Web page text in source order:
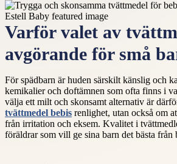
Varför valet av
avgörande för små
För spädbarn är huden särskilt känslig och
kemikalier och doftämnen som ofta finns i
välja ett milt och skonsamt alternativ är
tvättmedel bebis renlighet, utan också om
från irritation och eksem. Kvalitet i
föräldrar som vill ge sina barn det bästa från